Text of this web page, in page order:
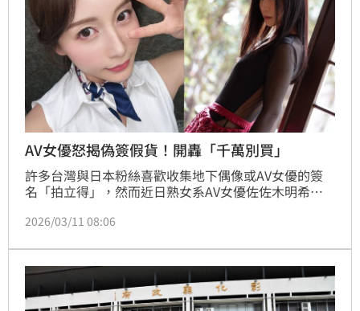
AV女優怒揭偽簽假貨！開轟「千萬別買」
許多台灣與日本粉絲喜歡收集地下偶像或AV女優的簽
名「拍立得」，然而近日熟女系AV女優佐佐木明希
別再購買網路上流通的「簽名拍立得」，因為其中已有
列印，再假冒偽造簽名，消息曝光後也讓不少收藏族群
相當震驚。
2026/03/11 08:06